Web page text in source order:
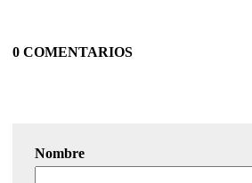
0 COMENTARIOS
Nombre